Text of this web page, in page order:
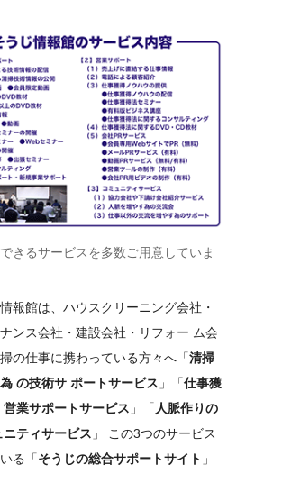
きるサービスを多数ご用意していま
報館は、ハウスクリーニング会社・
ンス会社・建設会社・リフォー ム会
の仕事に携わっている方々へ「清掃
の技術サ ポートサービス 」「仕事獲
業サポートサービス 」「 人脈作りの
ティサービス 」 この3つのサービス
る「そうじの総合サポートサイト 」